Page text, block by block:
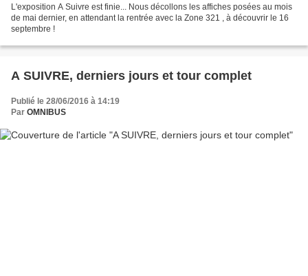
L'exposition A Suivre est finie... Nous décollons les affiches posées au mois
de mai dernier, en attendant la rentrée avec la Zone 321 , à découvrir le 16
septembre !
A SUIVRE, derniers jours et tour complet
Publié le 28/06/2016 à 14:19
Par OMNIBUS